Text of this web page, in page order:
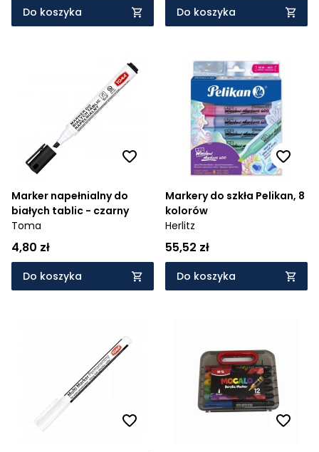
Do koszyka Do koszyka
Marker napełnialny do
białych tablic - czarny
Toma
4,80 zł
Do koszyka
Markery do szkła Pelikan, 8
kolorów
Herlitz
55,52 zł
Do koszyka